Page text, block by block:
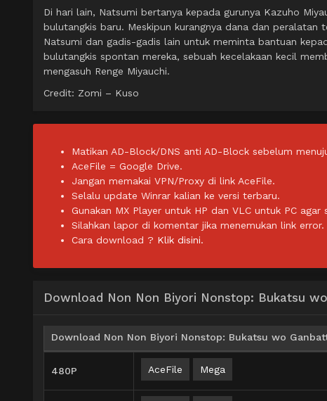
Di hari lain, Natsumi bertanya kepada gurunya Kazuho
bulutangkis baru. Meskipun kurangnya dana dan
Natsumi dan gadis-gadis lain untuk meminta bantuan
bulutangkis spontan mereka, sebuah kecelakaan kecil
mengasuh Renge Miyauchi.
Credit: Zomi – Kuso
Matikan AD-Block/DNS anti AD-Block sebelum
AceFile = Google Drive.
Jangan memakai VPN/Proxy di link AceFile.
Selalu update Winrar kalian ke versi terbaru.
Gunakan MX Player untuk HP dan VLC untuk PC
Silahkan lapor di komentar jika menemukan link error.
Cara download ? Klik disini.
Download Non Non Biyori Nonstop: Bukatsu
Download Non Non Biyori Nonstop: Bukatsu wo
480P AceFile Mega